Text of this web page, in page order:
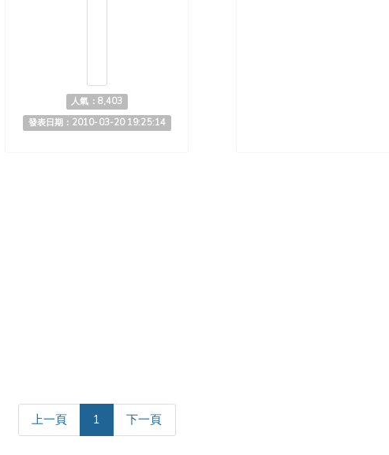
人氣：8,403
發表日期：2010-03-20 19:25:14
上一頁 1 (current)
下一頁